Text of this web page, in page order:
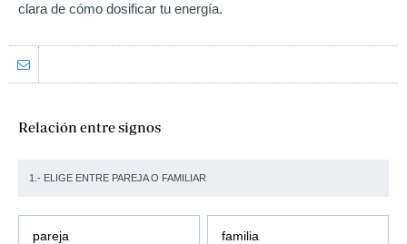
clara de cómo dosificar tu energía.
Relación entre signos
1.- ELIGE ENTRE PAREJA O FAMILIAR
pareja familia